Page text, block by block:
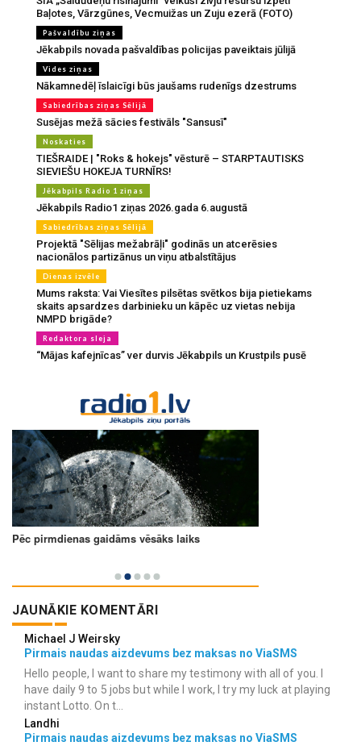
Baļotes, Vārzgūnes, Vecmuižas un Zuju ezerā (FOTO)
Pašvaldību ziņas
Jēkabpils novada pašvaldības policijas paveiktais jūlijā
Vides ziņas
Nākamnedēļ īslaicīgi būs jaušams rudenīgs dzestrums
Sabiedrības ziņas Sēlijā
Susējas mežā sācies festivāls "Sansusī"
Noskaties
TIEŠRAIDE | "Roks & hokejs" vēsturē – STARPTAUTISKS
SIEVIEŠU HOKEJA TURNĪRS!
Jēkabpils Radio 1 ziņas
Jēkabpils Radio1 ziņas 2026.gada 6.augustā
Sabiedrības ziņas Sēlijā
Projektā "Sēlijas mežabrāļi" godinās un atcerēsies
nacionālos partizānus un viņu atbalstītājus
Dienas izvēle
Mums raksta: Vai Viesītes pilsētas svētkos bija pietiekams
skaits apsardzes darbinieku un kāpēc uz vietas nebija
NMPD brigāde?
Redaktora sleja
“Mājas kafejnīcas” ver durvis Jēkabpils un Krustpils pusē
JAUNĀKIE KOMENTĀRI
Michael J Weirsky
Pirmais naudas aizdevums bez maksas no ViaSMS
Hello people, I want to share my testimony with all of you. I
have daily 9 to 5 jobs but while I work, I try my luck at playing
instant Lotto. On t...
Landhi
Pirmais naudas aizdevums bez maksas no ViaSMS